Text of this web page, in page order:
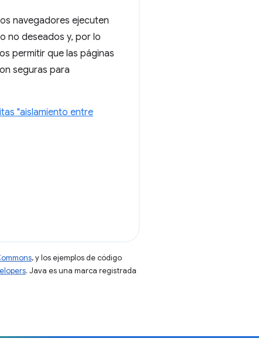
navegadores ejecuten
no deseados y, por lo
permitir que las páginas
seguras para
"aislamiento entre
, y los ejemplos de código
. Java es una marca registrada